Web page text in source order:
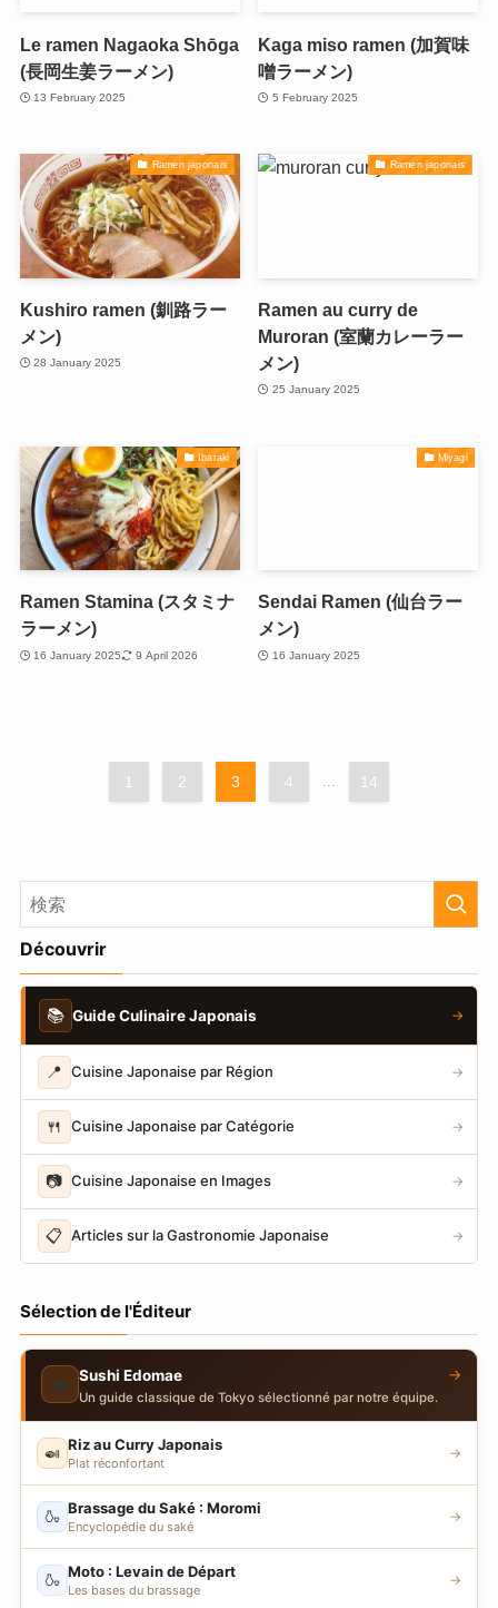
Le ramen Nagaoka Shōga
(長岡生姜ラーメン)
13 February 2025
Kaga miso ramen (加賀味
噌ラーメン)
5 February 2025
Ramen japonais
Kushiro ramen (釧路ラー
メン)
28 January 2025
Ramen japonais
Ramen au curry de
Muroran (室蘭カレーラー
メン)
25 January 2025
Ibaraki
Ramen Stamina (スタミナ
ラーメン)
16 January 2025 9 April 2026
Miyagi
Sendai Ramen (仙台ラー
メン)
16 January 2025
1 2 3 4 ... 14
Découvrir
📚 Guide Culinaire Japonais →
📍 Cuisine Japonaise par Région →
🍴 Cuisine Japonaise par Catégorie →
📷 Cuisine Japonaise en Images →
📋 Articles sur la Gastronomie Japonaise →
Sélection de l'Éditeur
🍣 Sushi Edomae
Un guide classique de Tokyo sélectionné par notre équipe.
→
🍛 Riz au Curry Japonais
Plat réconfortant
→
🍶 Brassage du Saké : Moromi
Encyclopédie du saké
→
🍶 Moto : Levain de Départ
Les bases du brassage
→